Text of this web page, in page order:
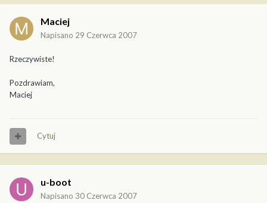
Maciej
Napisano 29 Czerwca 2007
Rzeczywiste!
Pozdrawiam,
Maciej
Cytuj
u-boot
Napisano 30 Czerwca 2007